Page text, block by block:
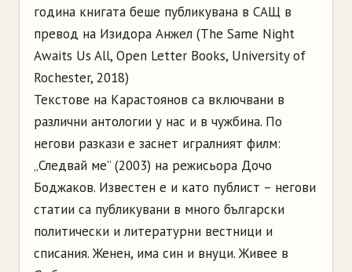
година книгата беше публикувана в САЩ в
превод на Изидора Анжел (The Same Night
Awaits Us All, Open Letter Books, University of
Rochester, 2018)
Текстове на Карастоянов са включвани в
различни антологии у нас и в чужбина. По
негови разкази е заснет игралният филм:
„Следвай ме” (2003) на режисьора Дочо
Боджаков. Известен е и като публист – негови
статии са публикувани в много български
политически и литературни вестници и
списания. Женен, има син и внуци. Живее в